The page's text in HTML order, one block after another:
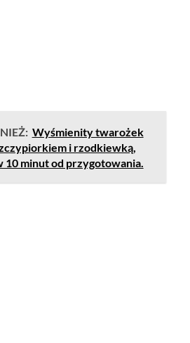
Wyśmienity twarożek
i rzodkiewką,
minut od przygotowania.